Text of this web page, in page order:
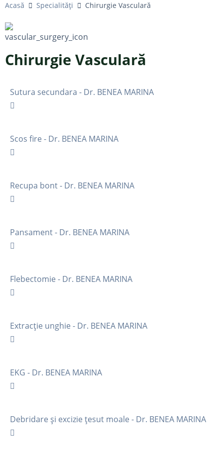
Acasă Specialități Chirurgie Vasculară
Chirurgie Vasculară
Sutura secundara - Dr. BENEA MARINA
Scos fire - Dr. BENEA MARINA
Recupa bont - Dr. BENEA MARINA
Pansament - Dr. BENEA MARINA
Flebectomie - Dr. BENEA MARINA
Extracție unghie - Dr. BENEA MARINA
EKG - Dr. BENEA MARINA
Debridare și excizie țesut moale - Dr. BENEA MARINA